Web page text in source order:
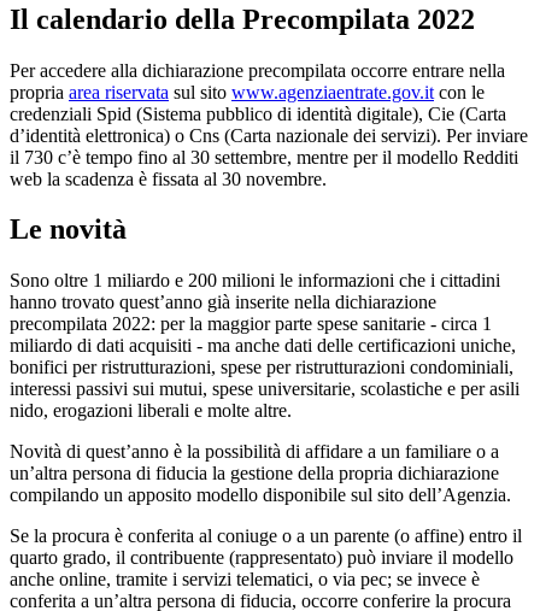
Il calendario della Precompilata 2022
Per accedere alla dichiarazione precompilata occorre entrare nella
propria area riservata sul sito www.agenziaentrate.gov.it con le
credenziali Spid (Sistema pubblico di identità digitale), Cie (Carta
d’identità elettronica) o Cns (Carta nazionale dei servizi). Per inviare
il 730 c’è tempo fino al 30 settembre, mentre per il modello Redditi
web la scadenza è fissata al 30 novembre.
Le novità
Sono oltre 1 miliardo e 200 milioni le informazioni che i cittadini
hanno trovato quest’anno già inserite nella dichiarazione
precompilata 2022: per la maggior parte spese sanitarie - circa 1
miliardo di dati acquisiti - ma anche dati delle certificazioni uniche,
bonifici per ristrutturazioni, spese per ristrutturazioni condominiali,
interessi passivi sui mutui, spese universitarie, scolastiche e per asili
nido, erogazioni liberali e molte altre.
Novità di quest’anno è la possibilità di affidare a un familiare o a
un’altra persona di fiducia la gestione della propria dichiarazione
compilando un apposito modello disponibile sul sito dell’Agenzia.
Se la procura è conferita al coniuge o a un parente (o affine) entro il
quarto grado, il contribuente (rappresentato) può inviare il modello
anche online, tramite i servizi telematici, o via pec; se invece è
conferita a un’altra persona di fiducia, occorre conferire la procura